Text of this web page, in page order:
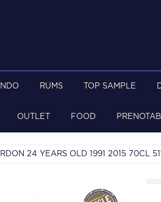
RUMS TOP SAMPLE
OUTLET FOOD
24 YEARS OLD 1991 2015 70CL